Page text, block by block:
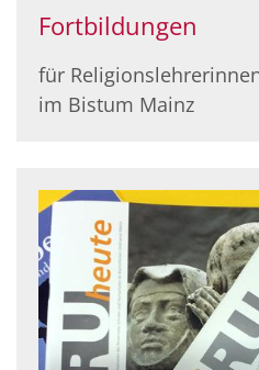
Fortbildungen
für
im Bistum Mainz